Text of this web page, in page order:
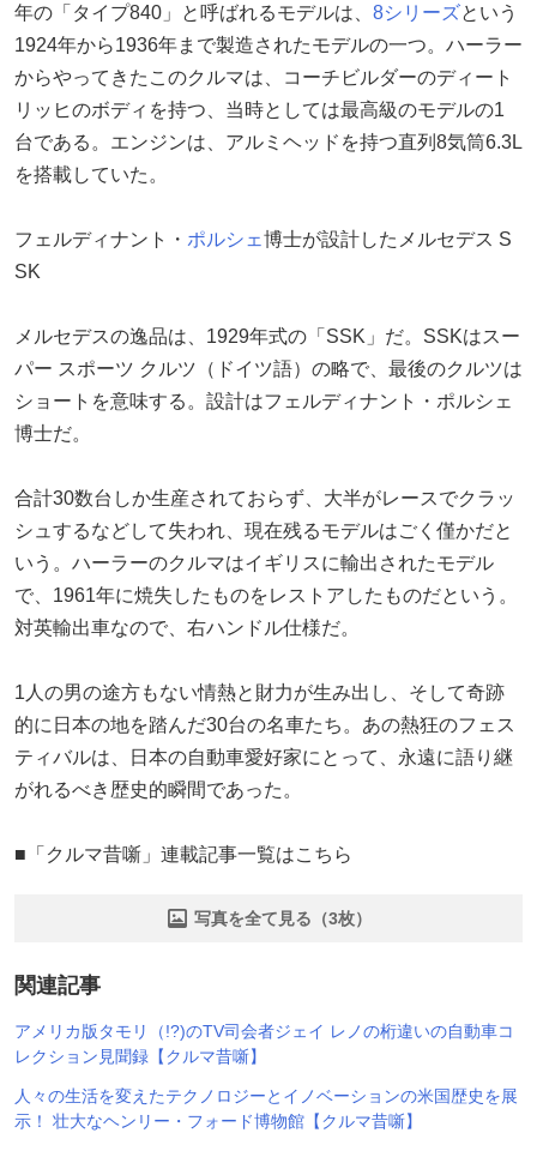
年の「タイプ840」と呼ばれるモデルは、 8シリーズという
1924年から1936年まで製造されたモデルの一つ。ハーラー
からやってきたこのクルマは、コーチビルダーのディート
リッヒのボディを持つ、当時としては最高級のモデルの1
台である。エンジンは、アルミヘッドを持つ直列8気筒6.3L
を搭載していた。
フェルディナント・ ポルシェ博士が設計したメルセデス S
SK
メルセデスの逸品は、1929年式の「SSK」だ。SSKはスー
パー スポーツ クルツ（ドイツ語）の略で、最後のクルツは
ショートを意味する。設計はフェルディナント・ポルシェ
博士だ。
合計30数台しか生産されておらず、大半がレースでクラッ
シュするなどして失われ、現在残るモデルはごく僅かだと
いう。ハーラーのクルマはイギリスに輸出されたモデル
で、1961年に焼失したものをレストアしたものだという。
対英輸出車なので、右ハンドル仕様だ。
1人の男の途方もない情熱と財力が生み出し、そして奇跡
的に日本の地を踏んだ30台の名車たち。あの熱狂のフェス
ティバルは、日本の自動車愛好家にとって、永遠に語り継
がれるべき歴史的瞬間であった。
■「クルマ昔噺」連載記事一覧はこちら
写真を全て見る（3枚）
関連記事
アメリカ版タモリ（!?)のTV司会者ジェイ レノの桁違いの自動車コ
レクション見聞録【クルマ昔噺】
人々の生活を変えたテクノロジーとイノベーションの米国歴史を展
示！ 壮大なヘンリー・フォード博物館【クルマ昔噺】